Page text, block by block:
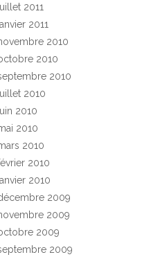
2011
2011
2010
2010
2010
2010
2010
2010
2010
2010
2010
2009
2009
2009
2009